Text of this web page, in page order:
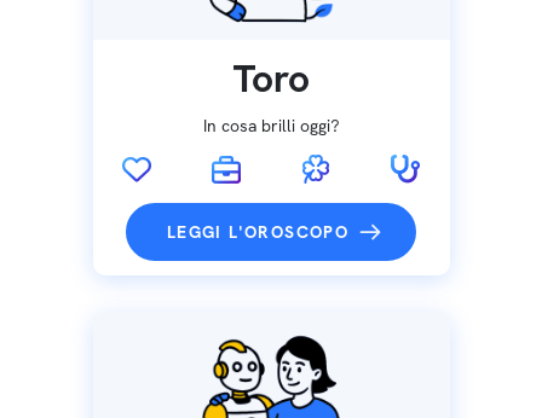
Toro
In cosa brilli oggi?
LEGGI L'OROSCOPO